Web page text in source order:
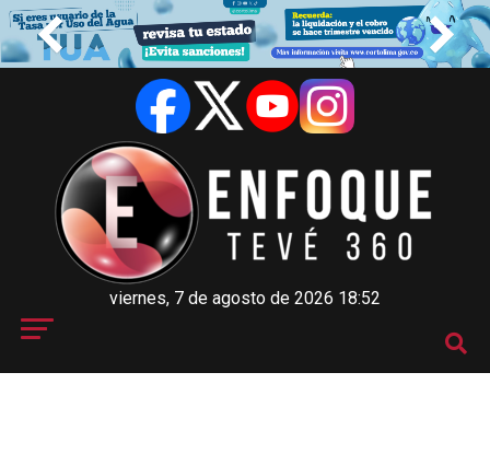
viernes, 7 de agosto de 2026 18:52